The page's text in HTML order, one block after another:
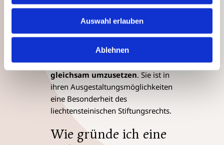
Auswahl erlauben
Ablehnen
Zwecke, gemeinnützige Zwecke
umsetzen lassen. Die gemischte
Stiftungermöglicht Ihnen als
Stifter oder Stifterin, privat-
und gemeinnützige Zwecke
gleichsam umzusetzen. Sie ist in
ihren Ausgestaltungsmöglichkeiten
eine Besonderheit des
liechtensteinischen Stiftungsrechts.
Wie gründe ich eine